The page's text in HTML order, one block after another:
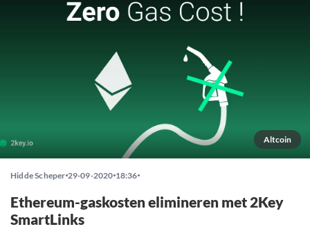
Altcoin
Hidde Scheper 29-09-2020 18:36
Ethereum-gaskosten elimineren met 2Key
SmartLinks